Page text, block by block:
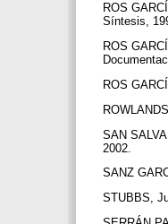
ROS
Síntesis,
ROS
ROS
SAN
2002.
SANZ
STUBBS,